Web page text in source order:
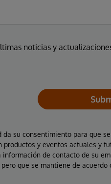
noticias y
su consentimiento para que
y eventos actuales y
de contacto de su
que se mantiene de